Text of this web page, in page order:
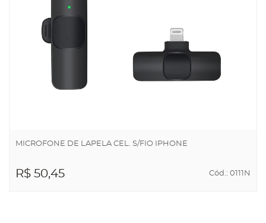
MICROFONE DE LAPELA CEL. S/FIO IPHONE
R$ 50,45 Cód.: 0111N